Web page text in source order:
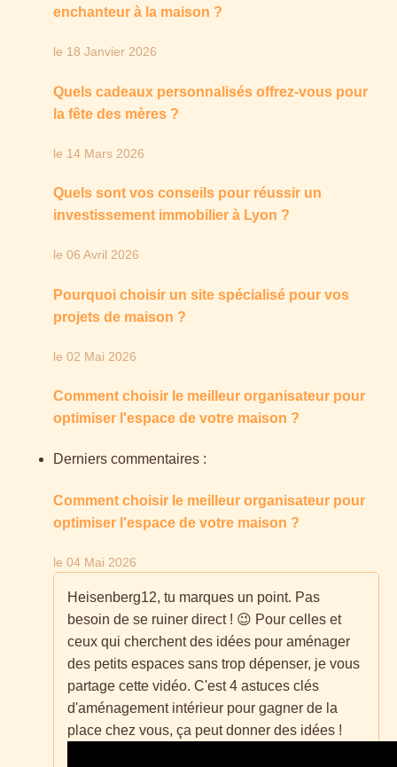
enchanteur à la maison ?
le 18 Janvier 2026
Quels cadeaux personnalisés offrez-vous pour
la fête des mères ?
le 14 Mars 2026
Quels sont vos conseils pour réussir un
investissement immobilier à Lyon ?
le 06 Avril 2026
Pourquoi choisir un site spécialisé pour vos
projets de maison ?
le 02 Mai 2026
Comment choisir le meilleur organisateur pour
optimiser l'espace de votre maison ?
Derniers commentaires :
Comment choisir le meilleur organisateur pour
optimiser l'espace de votre maison ?
le 04 Mai 2026
Heisenberg12, tu marques un point. Pas
besoin de se ruiner direct ! 😉 Pour celles et
ceux qui cherchent des idées pour aménager
des petits espaces sans trop dépenser, je vous
partage cette vidéo. C'est 4 astuces clés
d'aménagement intérieur pour gagner de la
place chez vous, ça peut donner des idées !